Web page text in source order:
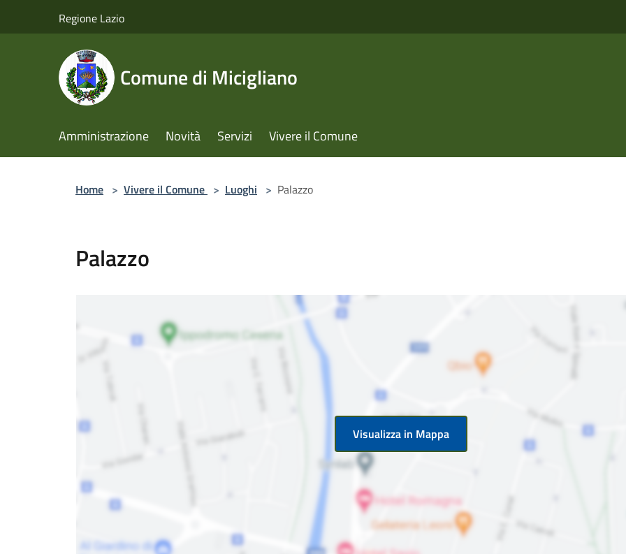
Regione Lazio
Comune di Micigliano
Amministrazione Novità Servizi Vivere il Comune
Home > Vivere il Comune > Luoghi > Palazzo
Palazzo
Visualizza in Mappa